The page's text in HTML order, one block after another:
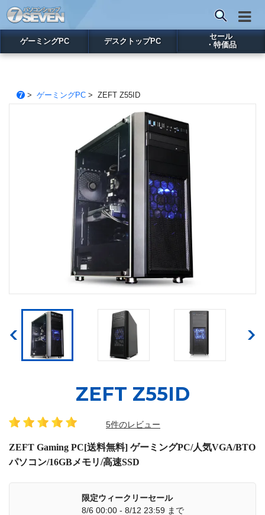
ゲーミングPC デスクトップPC
セール
・特価品
> ゲーミングPC> ZEFT Z55ID
ZEFT Z55ID
5件のレビュー
ZEFT Gaming PC[送料無料] ゲーミングPC/人気VGA/BTO
パソコン/16GBメモリ/高速SSD
限定ウィークリーセール
8/6 00:00 - 8/12 23:59 まで